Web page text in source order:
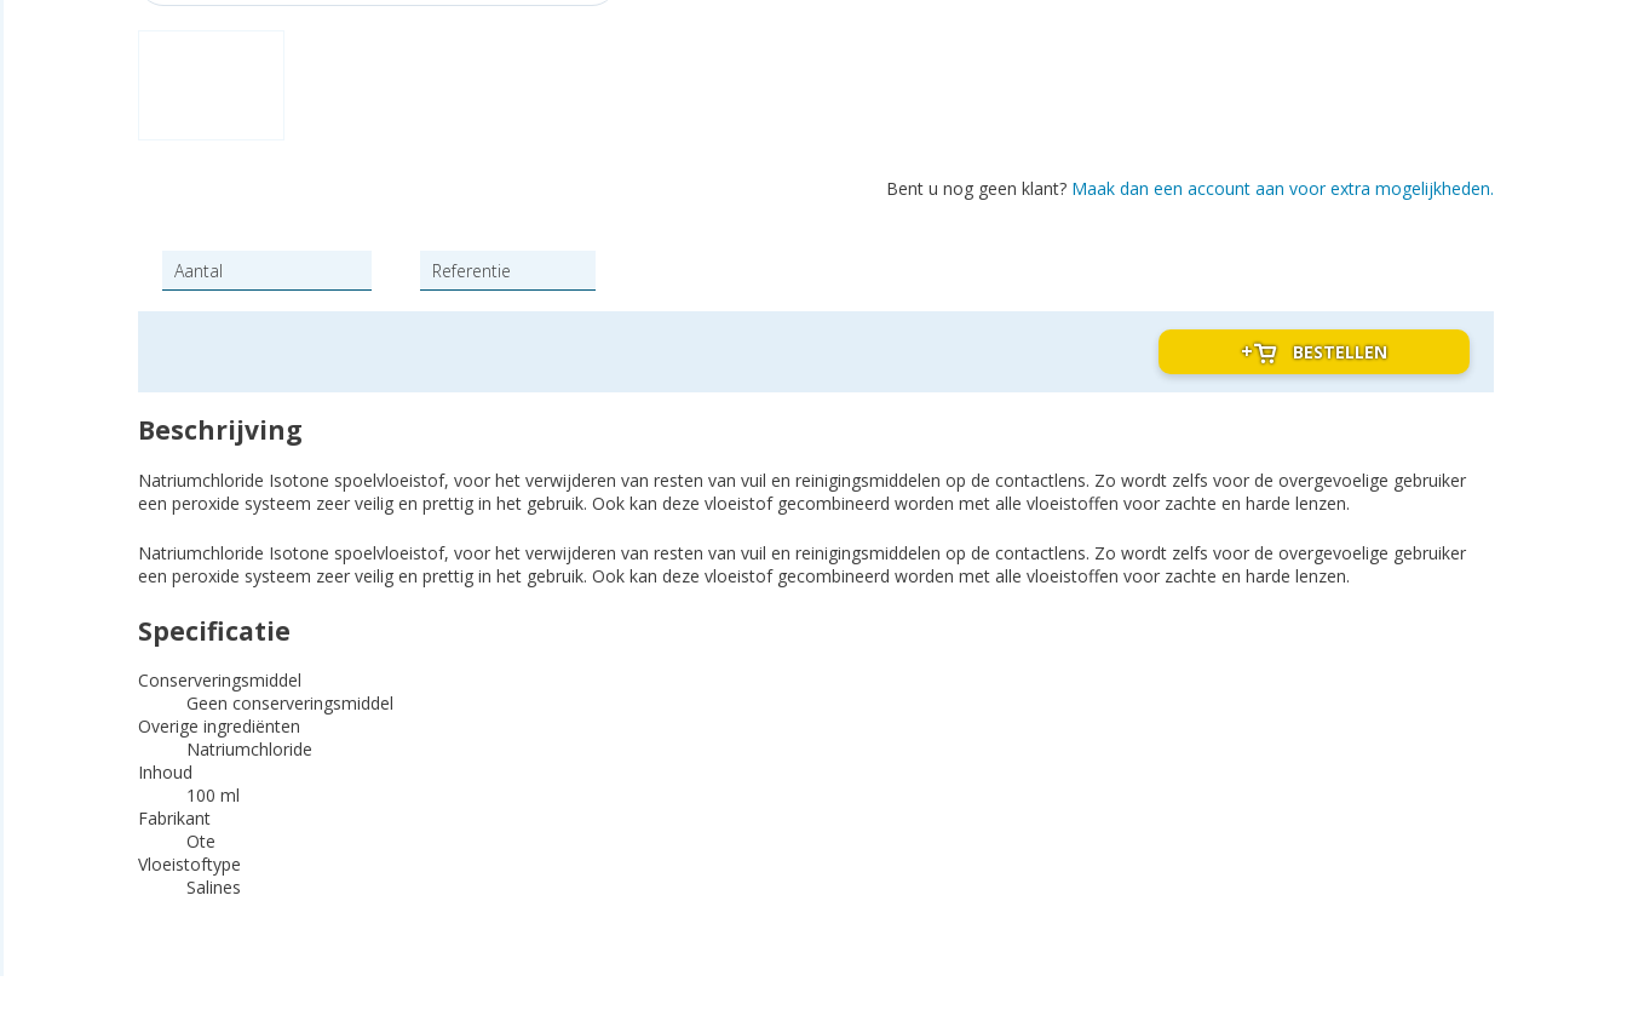
Bent u nog geen klant? Maak dan een account aan voor extra mogelijkheden.
BESTELLEN
Beschrijving
Natriumchloride Isotone spoelvloeistof, voor het verwijderen van resten van vuil en reinigingsmiddelen op de contactlens. Zo wordt zelfs voor de overgevoelige gebruiker
een peroxide systeem zeer veilig en prettig in het gebruik. Ook kan deze vloeistof gecombineerd worden met alle vloeistoffen voor zachte en harde lenzen.
Natriumchloride Isotone spoelvloeistof, voor het verwijderen van resten van vuil en reinigingsmiddelen op de contactlens. Zo wordt zelfs voor de overgevoelige gebruiker
een peroxide systeem zeer veilig en prettig in het gebruik. Ook kan deze vloeistof gecombineerd worden met alle vloeistoffen voor zachte en harde lenzen.
Specificatie
Conserveringsmiddel
Geen conserveringsmiddel
Overige ingrediënten
Natriumchloride
Inhoud
100 ml
Fabrikant
Ote
Vloeistoftype
Salines